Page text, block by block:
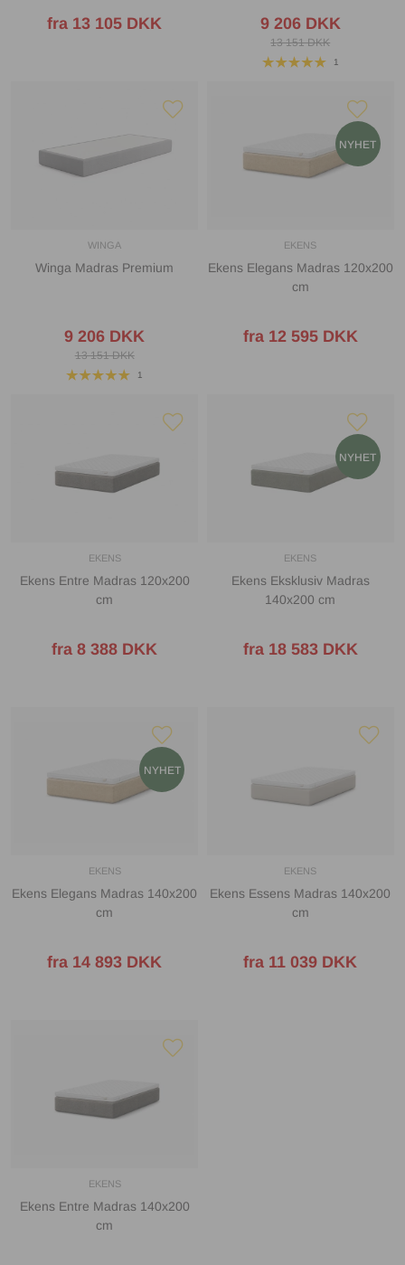
fra 13 105 DKK 9 206 DKK
13 151 DKK
1
WINGA
Winga Madras Premium
9 206 DKK
13 151 DKK
1
EKENS
Ekens Elegans Madras 120x200
cm
fra 12 595 DKK
EKENS
Ekens Entre Madras 120x200
cm
fra 8 388 DKK
EKENS
Ekens Eksklusiv Madras
140x200 cm
fra 18 583 DKK
EKENS
Ekens Elegans Madras 140x200
cm
fra 14 893 DKK
EKENS
Ekens Essens Madras 140x200
cm
fra 11 039 DKK
EKENS
Ekens Entre Madras 140x200
cm